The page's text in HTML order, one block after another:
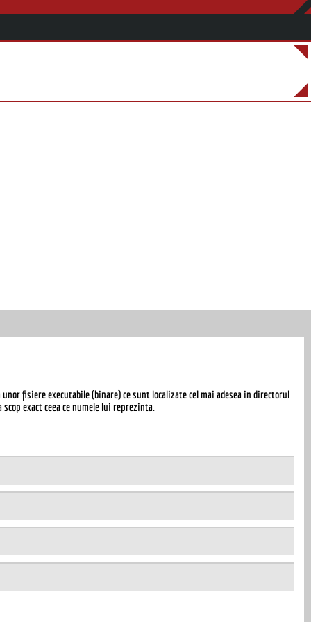
fisiere executabile (binare) ce sunt localizate cel mai adesea in directorul
exact ceea ce numele lui reprezinta.